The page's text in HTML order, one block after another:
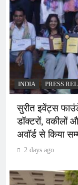
INDIA PRESS
सुरीत इवेंट्स
डॉक्टरों, वकीलों
अवॉर्ड से किया
2 days ago